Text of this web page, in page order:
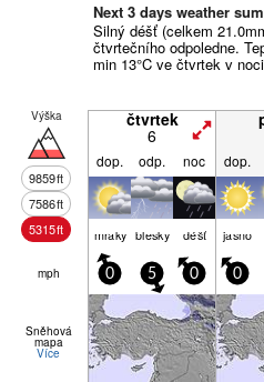
Next 3 days weather
Silný déšť (celkem
čtvrtečního odpoledne.
min 13°C ve čtvrtek v
Výška
9859ft
7586ft
5315ft
čtvrtek
6
dop. odp. noc dop.
mraky blesky déšť jasno
mph 0 5 0 0
Sněhová
mapa
Více